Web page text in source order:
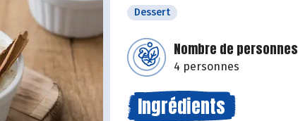
Dessert
Nombre de personnes
4 personnes
Ingrédients